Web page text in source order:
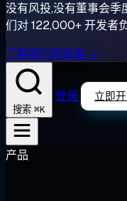
没有风投,没有董事会
们对 122,000+ 开发者
了解我们的故事 →
搜索 ⌘K
登录 立即
产品